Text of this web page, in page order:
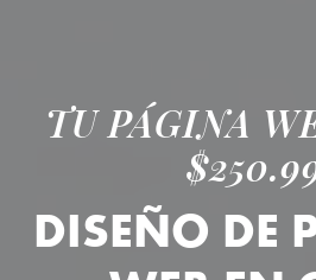
TU PÁGINA
DISEÑO DE